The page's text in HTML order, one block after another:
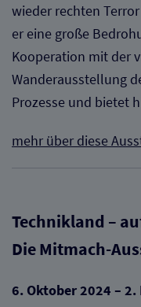
wieder rechten
er eine große
Kooperation mit der
Wanderausstellung
Prozesse und bietet
mehr über diese
Technikland –
Die Mitmach-
6. Oktober 2024 – 2.